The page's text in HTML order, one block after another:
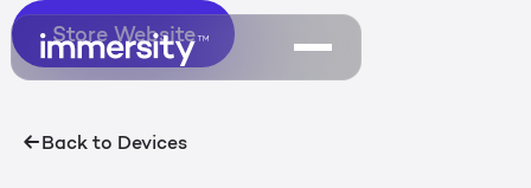
Back to Devices
Store Website
Store Website